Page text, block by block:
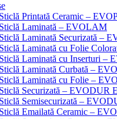
Sticlă Printată Ceramic –
Sticlă Laminată – EVOLAM
Sticlă Laminată Securizată –
Sticlă Laminată cu Folie
Sticlă Laminată cu Inserturi –
Sticlă Laminată Curbată –
Sticlă Laminată cu Folie –
Sticlă Securizată – EVODUR
Sticlă Semisecurizată –
Sticlă Emailată Ceramic –